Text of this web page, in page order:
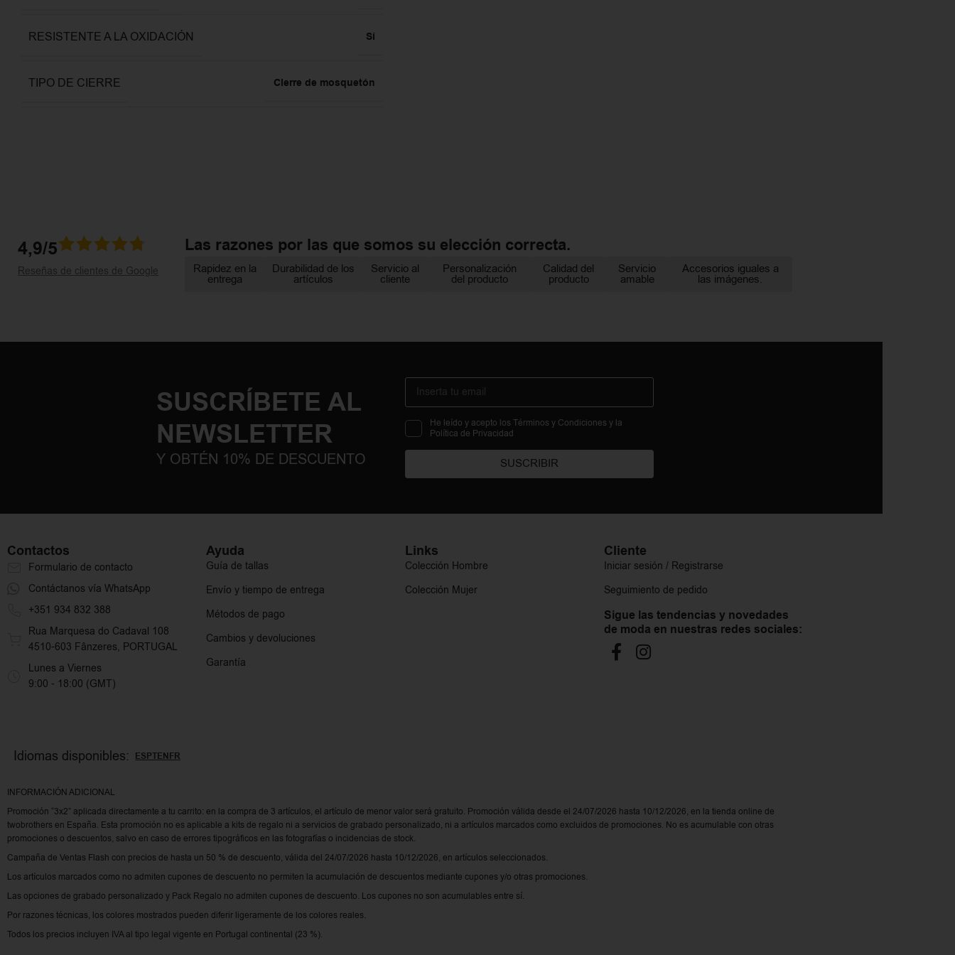
RESISTENTE A LA OXIDACIÓN Sí
TIPO DE CIERRE Cierre de mosquetón
4,9/5
Reseñas de clientes de Google
Las razones por las que somos su elección correcta.
Rapidez en la
entrega
Durabilidad de los
artículos
Servicio al
cliente
Personalización
del producto
Calidad del
producto
Servicio
amable
Accesorios iguales a
las imágenes.
SUSCRÍBETE AL
NEWSLETTER
Y OBTÉN 10% DE DESCUENTO
He leído y acepto los Términos y Condiciones y la
Política de Privacidad
SUSCRIBIR
Contactos
Formulario de contacto
Contáctanos vía WhatsApp
+351 934 832 388
Rua Marquesa do Cadaval 108
4510-603 Fânzeres, PORTUGAL
Lunes a Viernes
9:00 - 18:00 (GMT)
Ayuda
Guía de tallas
Envío y tiempo de entrega
Métodos de pago
Cambios y devoluciones
Garantía
Links
Colección Hombre
Colección Mujer
Cliente
Iniciar sesión / Registrarse
Seguimiento de pedido
Sigue las tendencias y novedades
de moda en nuestras redes sociales:
Idiomas disponibles: ESPTENFR
INFORMACIÓN ADICIONAL
Promoción “3x2” aplicada directamente a tu carrito: en la compra de 3 artículos, el artículo de menor valor será gratuito. Promoción válida desde el 24/07/2026 hasta 10/12/2026, en la tienda online de
twobrothers en España. Esta promoción no es aplicable a kits de regalo ni a servicios de grabado personalizado, ni a artículos marcados como excluidos de promociones. No es acumulable con otras
promociones o descuentos, salvo en caso de errores tipográficos en las fotografías o incidencias de stock.
Campaña de Ventas Flash con precios de hasta un 50 % de descuento, válida del 24/07/2026 hasta 10/12/2026, en artículos seleccionados.
Los artículos marcados como no admiten cupones de descuento no permiten la acumulación de descuentos mediante cupones y/o otras promociones.
Las opciones de grabado personalizado y Pack Regalo no admiten cupones de descuento. Los cupones no son acumulables entre sí.
Por razones técnicas, los colores mostrados pueden diferir ligeramente de los colores reales.
Todos los precios incluyen IVA al tipo legal vigente en Portugal continental (23 %).